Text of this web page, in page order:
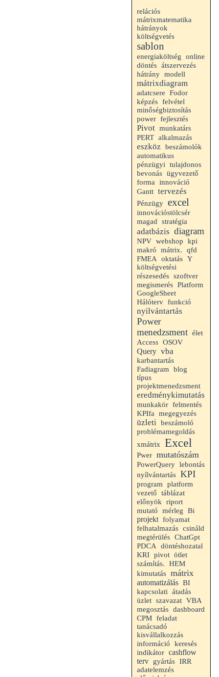
relációs
mátrixmatematika
hátrányok
költségvetés
sablon
energiaköltség
online
döntés átszervezés
hátrány modell
mátrixdiagram
adatcsere
Fodor
képzés felvétel
minőségbiztosítás
power fejlesztés
Pivot munkatárs
PERT alkalmazás
eszköz
beszámolók
automatikus
pénzügyi
tulajdonos
bevonás ügyvezető
forma
innováció
Gantt tervezés
Pénzügy excel
innovációstölcsér
magad
stratégia
adatbázis diagram
NPV webshop
kpi
makró
mátrix.
qfd
FMEA
oktatás Y
költségvetési
részesedés szoftver
megismerés Platform
GoogleSheet
Hálóterv funkció
nyilvántartás
Power
menedzsment élet
Access OSOV
Query vba
karbantartás
Fadiagram
blog
típus
projektmenedzsment
eredménykimutatás
munkakör felmentés
KPIfa
megegyezés
üzleti beszámoló
problémamegoldás
xmátrix
Excel
Pwer mutatószám
PowerQuery lebontás
nyílvántartás KPI
program
platform
vezető
táblázat
előnyök
riport
mutató mérleg Bi
projekt folyamat
felhatalmazás csináld
megtérülés ChatGpt
PDCA
döntéshozatal
KRI pivot ötlet
számítás.
HEM
kimutatás mátrix
automatizálás BI
kapcsolati
átadás
üzlet szavazat VBA
megosztás dashboard
CPM feladat
tanácsadó
kisvállalkozzás
információ
keresés
indikátor cashflow
terv
gyártás IRR
adatelemzés